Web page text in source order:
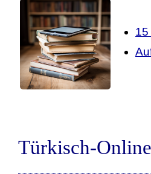
Türkisch-